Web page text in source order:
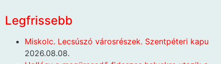
Legfrissebb
Miskolc. Lecsúszó városrészek. Szentpéteri kapu
2026.08.08.